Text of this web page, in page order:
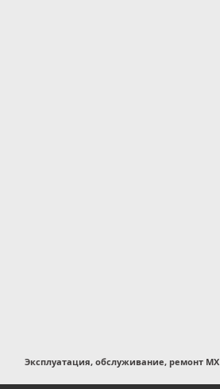
Эксплуатация, обслуживание, ремонт MX